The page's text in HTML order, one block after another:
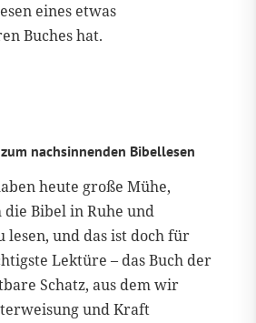
eines etwas
Buches hat.
nachsinnenden Bibellesen
heute große Mühe,
Bibel in Ruhe und
und das ist doch für
Lektüre – das Buch der
Schatz, aus dem wir
und Kraft